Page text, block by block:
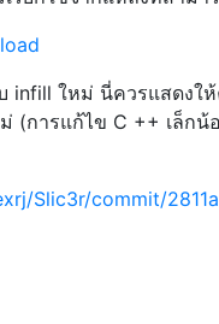
infill ใหม่ นี่ควรแสดงใ
(การแก้ไข C ++ เล็ก
Slic3r/commit/